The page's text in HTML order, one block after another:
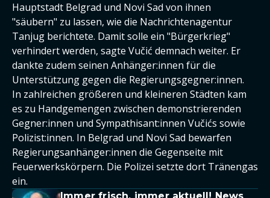
Hauptstadt Belgrad und Novi Sad von ihnen
"säubern" zu lassen, wie die Nachrichtenagentur
Tanjug berichtete. Damit solle ein "Bürgerkrieg"
verhindert werden, sagte Vučić demnach weiter. Er
dankte zudem seinen Anhänger:innen für die
Unterstützung gegen die Regierungsgegner:innen.
In zahlreichen größeren und kleineren Städten kam
es zu Handgemengen zwischen demonstrierenden
Gegner:innen und Sympathisant:innen Vučićs sowie
Polizist:innen. In Belgrad und Novi Sad bewarfen
Regierungsanhänger:innen die Gegenseite mit
Feuerwerkskörpern. Die Polizei setzte dort Tränengas
ein.